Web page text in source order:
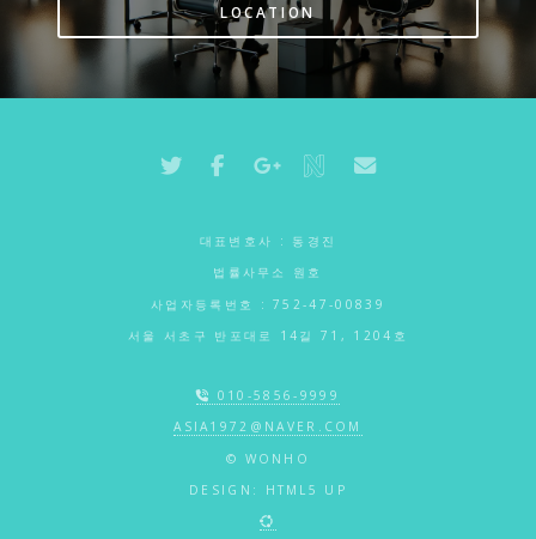
LOCATION
대표변호사 : 동경진
법률사무소 원호
사업자등록번호 : 752-47-00839
서울 서초구 반포대로 14길 71, 1204호
010-5856-9999
ASIA1972@NAVER.COM
© WONHO
DESIGN:
HTML5 UP